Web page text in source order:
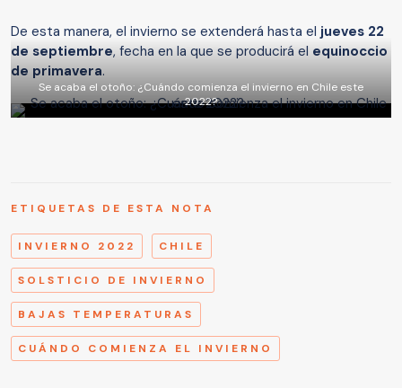
De esta manera, el invierno se extenderá hasta el jueves 22
de septiembre, fecha en la que se producirá el equinoccio
de primavera.
Se acaba el otoño: ¿Cuándo comienza el invierno en Chile este
2022?
ETIQUETAS DE ESTA NOTA
INVIERNO 2022 CHILE
SOLSTICIO DE INVIERNO
BAJAS TEMPERATURAS
CUÁNDO COMIENZA EL INVIERNO